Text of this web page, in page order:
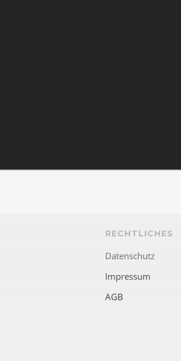
RECHTLICHES
Datenschutz
Impressum
AGB